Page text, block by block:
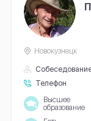
Телефон
Новокузнецк
Высшее
образование